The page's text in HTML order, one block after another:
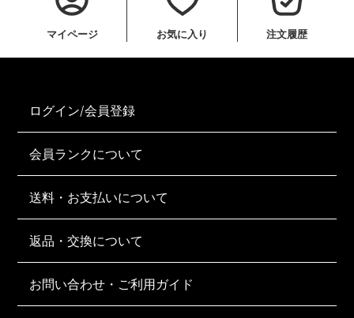
マイページ お気に入り 注文履歴
ログイン/会員登録
会員ランクについて
送料・お支払いについて
返品・交換について
お問い合わせ・ご利用ガイド